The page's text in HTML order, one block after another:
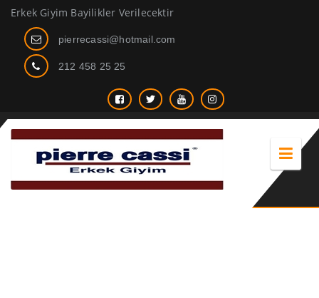
Erkek Giyim Bayilikler Verilecektir
pierrecassi@hotmail.com
212 458 25 25